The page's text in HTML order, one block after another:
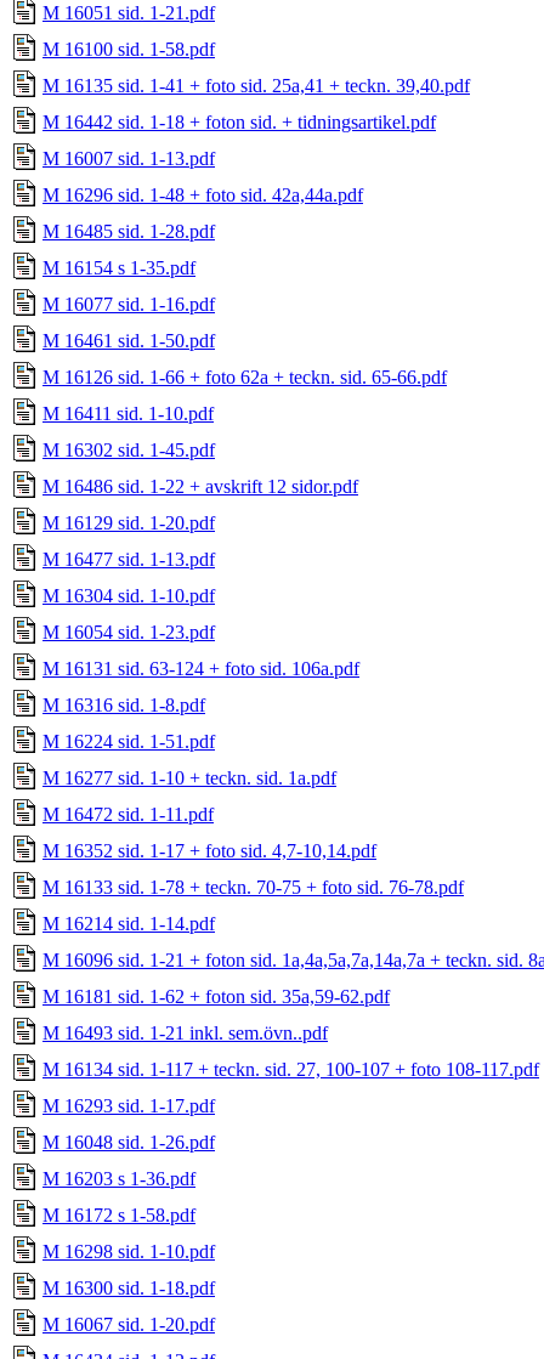
M 16051 sid. 1-21.pdf
M 16100 sid. 1-58.pdf
M 16135 sid. 1-41 + foto sid. 25a,41 + teckn. 39,40.pdf
M 16442 sid. 1-18 + foton sid. + tidningsartikel.pdf
M 16007 sid. 1-13.pdf
M 16296 sid. 1-48 + foto sid. 42a,44a.pdf
M 16485 sid. 1-28.pdf
M 16154 s 1-35.pdf
M 16077 sid. 1-16.pdf
M 16461 sid. 1-50.pdf
M 16126 sid. 1-66 + foto 62a + teckn. sid. 65-66.pdf
M 16411 sid. 1-10.pdf
M 16302 sid. 1-45.pdf
M 16486 sid. 1-22 + avskrift 12 sidor.pdf
M 16129 sid. 1-20.pdf
M 16477 sid. 1-13.pdf
M 16304 sid. 1-10.pdf
M 16054 sid. 1-23.pdf
M 16131 sid. 63-124 + foto sid. 106a.pdf
M 16316 sid. 1-8.pdf
M 16224 sid. 1-51.pdf
M 16277 sid. 1-10 + teckn. sid. 1a.pdf
M 16472 sid. 1-11.pdf
M 16352 sid. 1-17 + foto sid. 4,7-10,14.pdf
M 16133 sid. 1-78 + teckn. 70-75 + foto sid. 76-78.pdf
M 16214 sid. 1-14.pdf
M 16096 sid. 1-21 + foton sid. 1a,4a,5a,7a,14a,7a + teckn. sid.
M 16181 sid. 1-62 + foton sid. 35a,59-62.pdf
M 16493 sid. 1-21 inkl. sem.övn..pdf
M 16134 sid. 1-117 + teckn. sid. 27, 100-107 + foto 108-117.pdf
M 16293 sid. 1-17.pdf
M 16048 sid. 1-26.pdf
M 16203 s 1-36.pdf
M 16172 s 1-58.pdf
M 16298 sid. 1-10.pdf
M 16300 sid. 1-18.pdf
M 16067 sid. 1-20.pdf